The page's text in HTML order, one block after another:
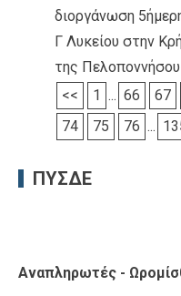
διοργάνωση
Γ Λυκείου στην
της Πελοποννήσου
<<
1 ... 66 67
74
75 76 ...
ΠΥΣΔΕ
Αναπληρωτές -